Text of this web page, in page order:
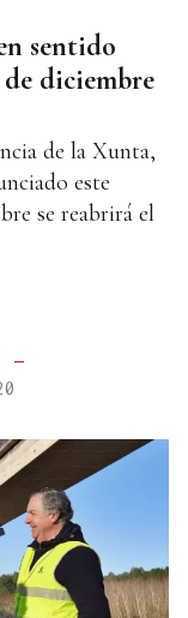
sentido
diciembre
de la Xunta,
este
se reabrirá el
—